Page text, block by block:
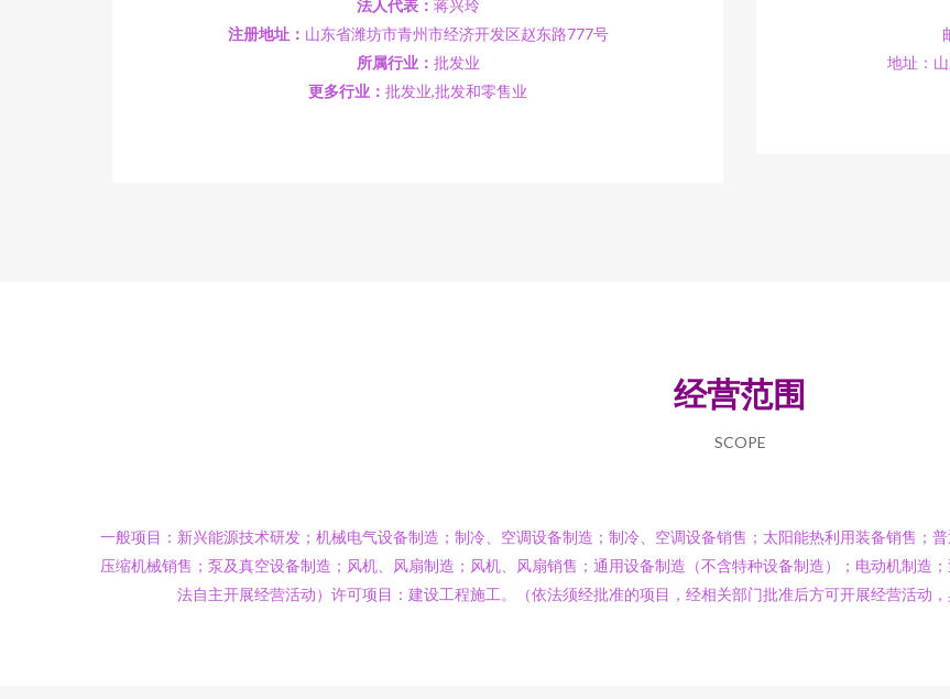
法人代表： 蒋兴玲
注册地址： 山东省潍坊市青州市经济开发区赵东路777号
所属行业： 批发业
更多行业： 批发业,批发和零售业
地址：
经营范围
SCOPE
一般项目：新兴能源技术研发；机械电气设备制造；制冷、空调设备制造；制冷、空调设备销售；太阳能热利用装备销售；
压缩机械销售；泵及真空设备制造；风机、风扇制造；风机、风扇销售；通用设备制造（不含特种设备制造）；电动机制造
法自主开展经营活动）许可项目：建设工程施工。（依法须经批准的项目，经相关部门批准后方可开展经营活动